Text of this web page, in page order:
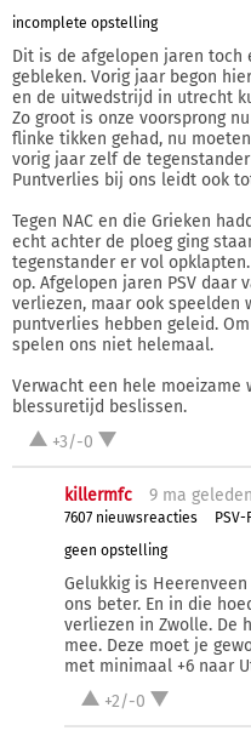
incomplete opstelling
Dit is de afgelopen jaren toch
gebleken. Vorig jaar begon
en de uitwedstrijd in utrecht
Zo groot is onze voorsprong
flinke tikken gehad, nu
vorig jaar zelf de
Puntverlies bij ons leidt ook
Tegen NAC en die Grieken
echt achter de ploeg ging
tegenstander er vol
op. Afgelopen jaren PSV daar
verliezen, maar ook
puntverlies hebben geleid.
spelen ons niet helemaal.
Verwacht een hele
blessuretijd beslissen.
+3/-0
killermfc 9 ma geleden
7607 nieuwsreacties
geen opstelling
Gelukkig is
ons beter. En in die
verliezen in Zwolle. De
mee. Deze moet je
met minimaal +6 naar
+2/-0